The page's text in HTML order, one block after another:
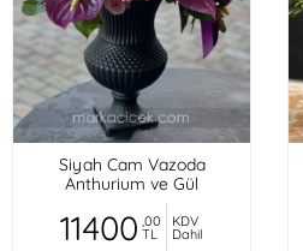
Siyah Cam Vazoda
Anthurium ve Gül
11400 ,00
TL
KDV
Dahil